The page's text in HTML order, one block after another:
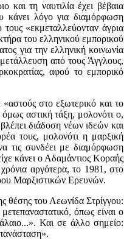
και τη ναυτιλία έχει βέβαια
κάνει λόγο για δια­μόρφωση
τους «εκμεταλλεύονταν άγρια
του ελληνικού εμπορικού
για την ελληνική κοινωνία
από τους Άγγλους,
αφού το εμπορικό
στο εξωτερικό και το
α­στική τάξη, μολονότι ο,
διάδοση νέων ιδεών και
τους, μολονότι η μαρξική
τις συνδέει με διαμόρφωση
κάνει ο Αδαμάντιος Κοραής
αργότερα, το 1981, στο
Μαρξιστικών Ερευνών.
θέσης του Λεωνίδα Στρίγγου:
όπως είναι ο
Και σε άλλο σημείο: